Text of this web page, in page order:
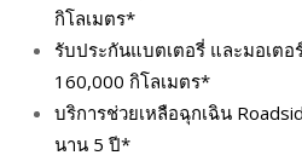
กิโลเมตร*
รับประกันแบตเตอรี่ และมอเต
160,000 กิโลเมตร*
บริการช่วยเหลือฉุกเฉิน
นาน 5 ปี*